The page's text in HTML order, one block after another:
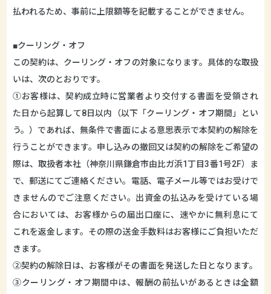
払われるため、事前に上限額等を記載することができません。
■クーリング・オフ
この契約は、クーリング・オフの対象になります。具体的な取扱
いは、次のとおりです。
①お客様は、契約成立時に営業者より交付する書面を受領され
た日から起算して8日以内（以下「クーリング・オフ期間」とい
う。）であれば、無条件で書面による意思表示で本契約の解除を
行うことができます。申し込みの撤回又は契約の解除をご希望の
際は、取扱者本社（神奈川県鎌倉市由比ガ浜1丁目3番1号2F）ま
で、郵送にてご連絡ください。電話、電子メール等ではお受けで
きませんのでご注意ください。出資金の払込みを受けている場
合においては、お客様からの届出口座に、速やかに無利息にて
これを返金します。その際の送金手数料はお客様にご負担いただ
きます。
②契約の解除日は、お客様がその書面を発送した日となります。
③クーリング・オフ期間中は、報酬の前払いがあるときは全額